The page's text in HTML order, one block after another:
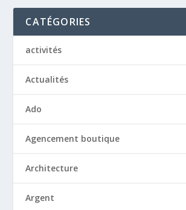
CATÉGORIES
activités
Actualités
Ado
Agencement boutique
Architecture
Argent